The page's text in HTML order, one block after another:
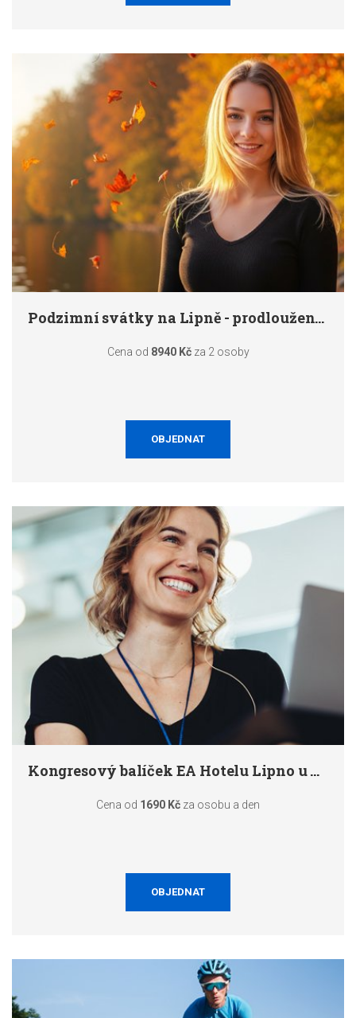
Podzimní svátky na Lipně - prodloužené víkendy
Cena od 8940 Kčza 2 osoby
OBJEDNAT
Kongresový balíček EA Hotelu Lipno u Černé v…
Cena od 1690 Kč za osobu a den
OBJEDNAT